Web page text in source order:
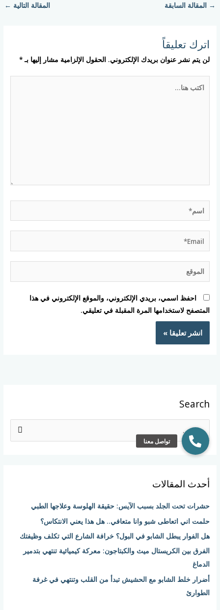
→ المقالة السابقة المقالة التالية ←
اترك تعليقاً
لن يتم نشر عنوان بريدك الإلكتروني. الحقول الإلزامية مشار إليها بـ*
اسم*
Email*
الموقع
احفظ اسمي، بريدي الإلكتروني، والموقع الإلكتروني في هذا
المتصفح لاستخدامها المرة المقبلة في تعليقي.
Search
ل
ث
ن
:
أحدث المقالات
حشرات تحت الجلد بسبب الآيس: حقيقة الهلوسة وعلاجها الطبي
حلمت اني اتعاطى شبو وانا متعافي.. هل هذا يعني الانتكاس؟
هل الفوار يبطل الشابو في البول؟ خرافة الشارع التي تكلف وظيفتك
الفرق بين الكريستال ميث والكبتاجون: معركة كيميائية تنتهي بتدمير
الدماغ
أضرار خلط الشابو مع الحشيش تبدأ من القلب وتنتهي في غرفة
الطوارئ